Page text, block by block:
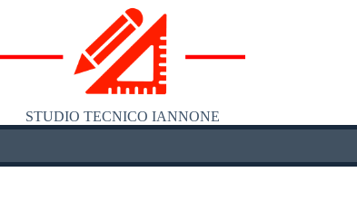
STUDIO TECNICO IANNONE